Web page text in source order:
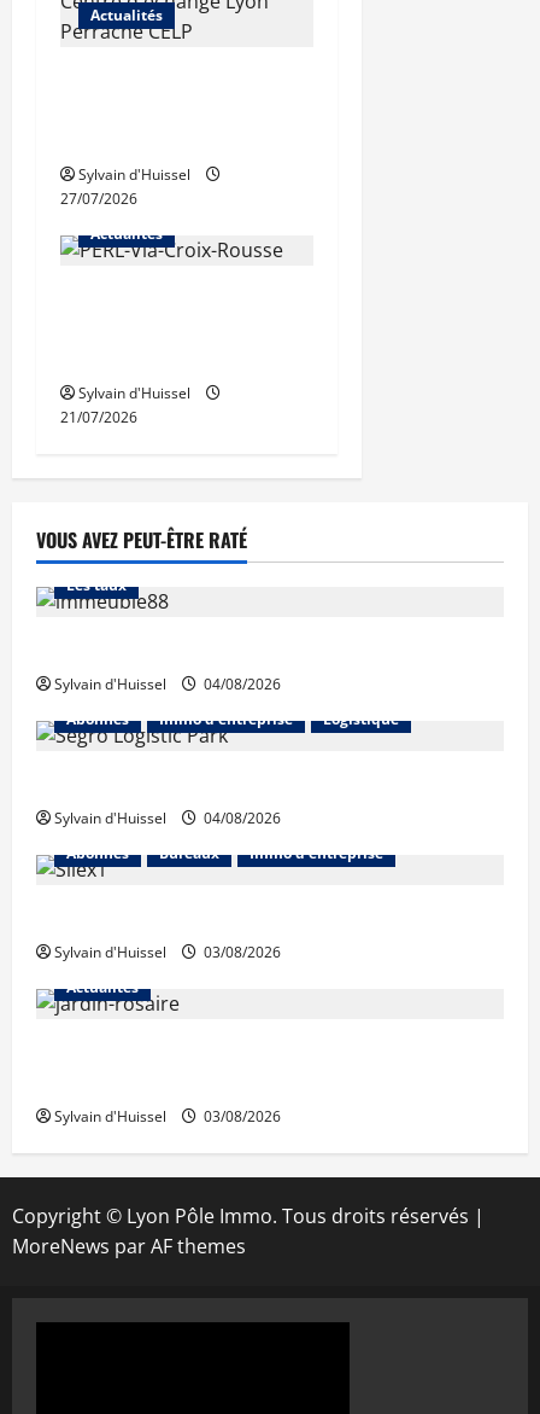
Actualités
Sylvain d'Huissel
27/07/2026
Actualités
Sylvain d'Huissel
21/07/2026
VOUS AVEZ PEUT-ÊTRE RATÉ
Abonnés Financement
Les taux
Sylvain d'Huissel
04/08/2026
Abonnés
Immo d'entreprise Logistique
Sylvain d'Huissel
04/08/2026
Abonnés
Bureaux Immo d'entreprise
Sylvain d'Huissel
03/08/2026
Actualités
Sylvain d'Huissel 03/08/2026
Copyright © Lyon Pôle Immo. Tous droits réservés |
MoreNews par AF themes